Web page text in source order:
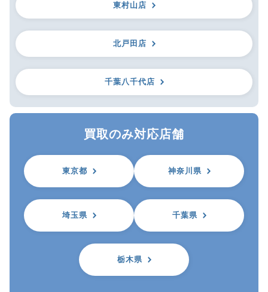
東村山店
北戸田店
千葉八千代店
買取のみ対応店舗
東京都 神奈川県
埼玉県 千葉県
栃木県